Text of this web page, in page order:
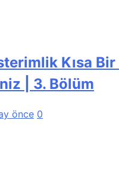
Kısa
| 3. Bölüm
önce 0